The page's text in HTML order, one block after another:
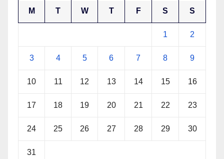
M T W T F S S
1 2
3 4 5 6 7 8 9
10 11 12 13 14 15 16
17 18 19 20 21 22 23
24 25 26 27 28 29 30
31